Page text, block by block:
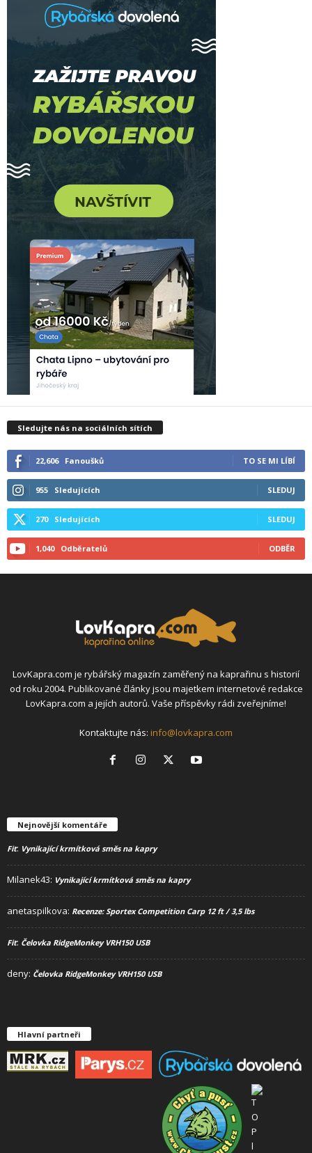
Sledujte nás na sociálních sítích
22,606 Fanoušků TO SE MI LÍBÍ
955 Sledujících SLEDUJ
270 Sledujících SLEDUJ
1,040 Odběratelů ODBĚR
LovKapra.com je rybářský magazín zaměřený na kaprařinu s historií
od roku 2004. Publikované články jsou majetkem internetové redakce
LovKapra.com a jejích autorů. Vaše příspěvky rádi zveřejníme!
Kontaktujte nás: info@lovkapra.com
Nejnovější komentáře
Fit: Vynikající krmítková směs na kapry
Milanek43: Vynikající krmítková směs na kapry
anetaspilkova: Recenze: Sportex Competition Carp 12 ft / 3,5 lbs
Fit: Čelovka RidgeMonkey VRH150 USB
deny: Čelovka RidgeMonkey VRH150 USB
Hlavní partneři